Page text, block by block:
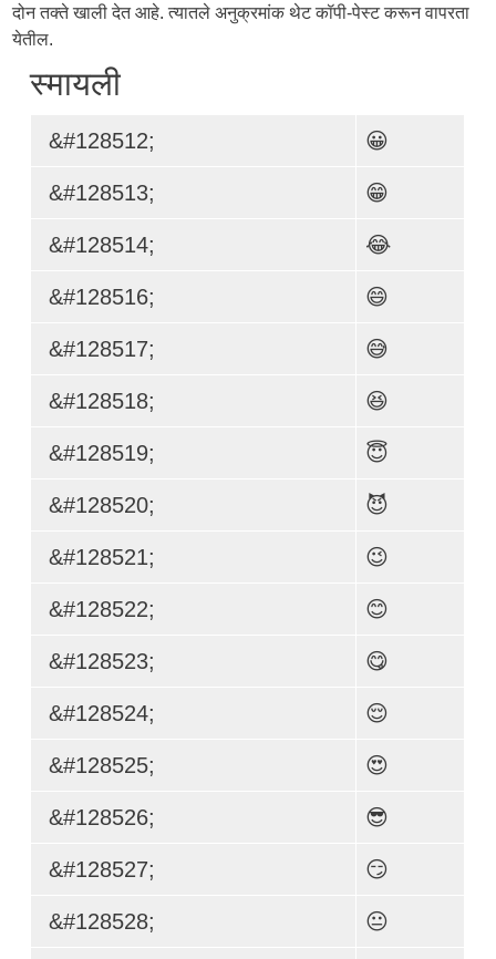
दोन तक्ते खाली देत आहे. त्यातले अनुक्रमांक थेट कॉपी-पेस्ट करून वापरता
येतील.
स्मायली
&#128512; 😀
&#128513; 😁
&#128514; 😂
&#128516; 😄
&#128517; 😅
&#128518; 😆
&#128519; 😇
&#128520; 😈
&#128521; 😉
&#128522; 😊
&#128523; 😋
&#128524; 😌
&#128525; 😍
&#128526; 😎
&#128527; 😏
&#128528; 😐